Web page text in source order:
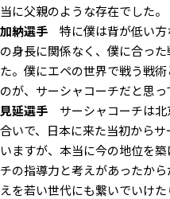
当に父親のような存在でした。
加納選手 特に僕は背が低い方
の身長に関係なく、僕に合っ
た。僕にエペの世界で戦う戦
のが、サーシャコーチだと思っ
見延選手 サーシャコーチは北
合いで、日本に来た当初から
いますが、本当に今の地位を
チの指導力と考えがあったか
えを若い世代にも繋いでいけた